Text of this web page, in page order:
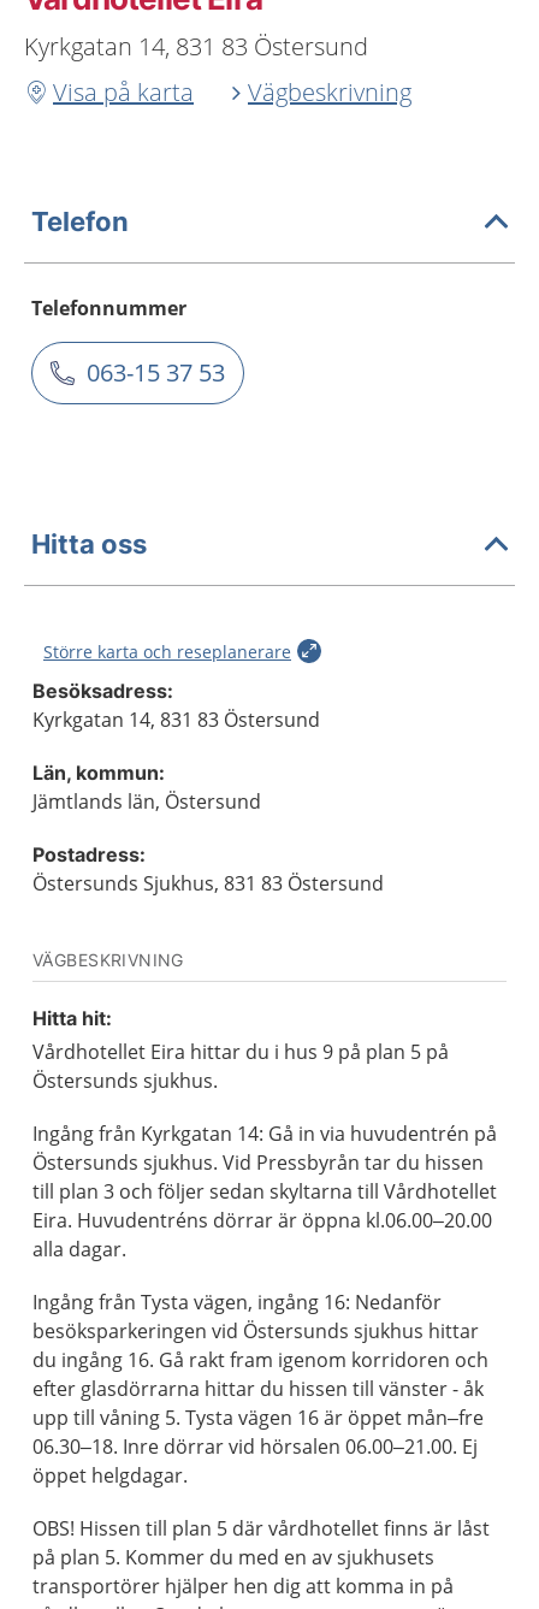
Kyrkgatan 14, 831 83 Östersund
Visa på karta
Vägbeskrivning
Telefon
Telefonnummer
063-15 37 53
Hitta oss
Större karta och reseplanerare
Besöksadress:
Kyrkgatan 14, 831 83 Östersund
Län, kommun:
Jämtlands län, Östersund
Postadress:
Östersunds Sjukhus, 831 83 Östersund
VÄGBESKRIVNING
Hitta hit:
Vårdhotellet Eira hittar du i hus 9 på plan 5 på
Östersunds sjukhus.
Ingång från Kyrkgatan 14: Gå in via huvudentrén på
Östersunds sjukhus. Vid Pressbyrån tar du hissen
till plan 3 och följer sedan skyltarna till Vårdhotellet
Eira. Huvudentréns dörrar är öppna kl.06.00–20.00
alla dagar.
Ingång från Tysta vägen, ingång 16: Nedanför
besöksparkeringen vid Östersunds sjukhus hittar
du ingång 16. Gå rakt fram igenom korridoren och
efter glasdörrarna hittar du hissen till vänster - åk
upp till våning 5. Tysta vägen 16 är öppet mån–fre
06.30–18. Inre dörrar vid hörsalen 06.00–21.00. Ej
öppet helgdagar.
OBS! Hissen till plan 5 där vårdhotellet finns är låst
på plan 5. Kommer du med en av sjukhusets
transportörer hjälper hen dig att komma in på